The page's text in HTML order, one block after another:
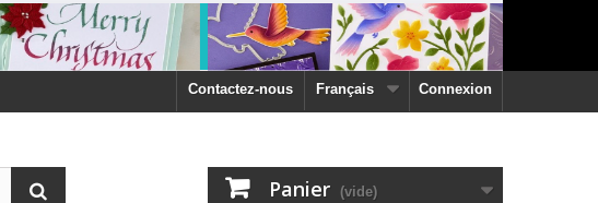
Connexion
Français
Contactez-nous
Panier (vide)